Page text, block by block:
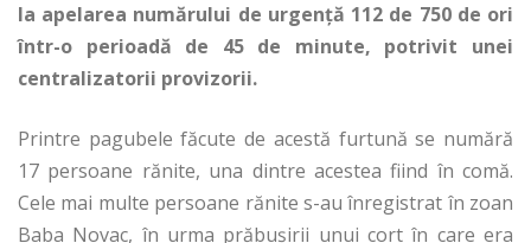
la apelarea numărului de urgență 112 de 750 de ori
într-o perioadă de 45 de minute, potrivit unei
centralizatorii provizorii.
Printre pagubele făcute de acestă furtună se numără
17 persoane rănite, una dintre acestea fiind în comă.
Cele mai multe persoane rănite s-au înregistrat în zoan
Baba Novac, în urma prăbușirii unui cort în care era